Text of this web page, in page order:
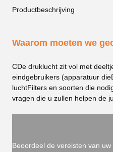
Productbeschrijving
Waarom moeten we
CDe druklucht zit vol met
eindgebruikers (apparatuur die
luchtFilters en soorten die
vragen die u zullen helpen de
Beoordeel de vereisten van uw